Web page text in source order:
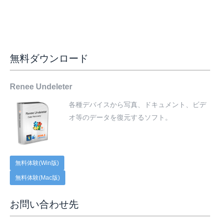
無料ダウンロード
Renee Undeleter
各種デバイスから写真、ドキュメント、ビデ
オ等のデータを復元するソフト。
無料体験(Win版)
無料体験(Mac版)
お問い合わせ先